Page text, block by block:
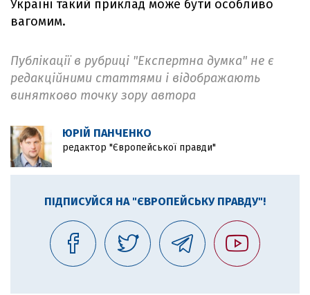
Україні такий приклад може бути особливо
вагомим.
Публікації в рубриці "Експертна думка" не є
редакційними статтями і відображають
винятково точку зору автора
ЮРІЙ ПАНЧЕНКО
редактор "Європейської правди"
ПІДПИСУЙСЯ НА "ЄВРОПЕЙСЬКУ ПРАВДУ"!